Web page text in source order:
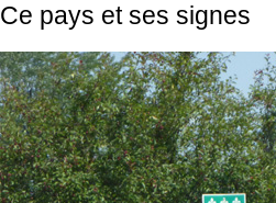
Ce pays et ses signes